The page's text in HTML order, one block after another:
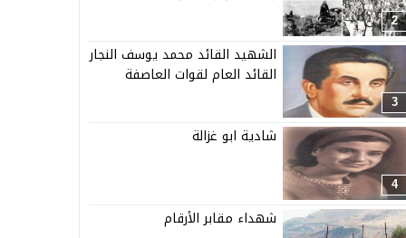
2
3
الشهيد القائد محمد يوسف النجار
القائد العام لقوات العاصفة
4
شادية ابو غزالة
شهداء مقابر الأرقام